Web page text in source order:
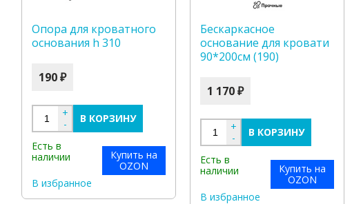
Опора для кроватного
основания h 310
190 ₽
-
+ В КОРЗИНУ
Есть в
наличии
В избранное
Купить на
OZON
Бескаркасное
основание для кровати
90*200см (190)
1 170 ₽
-
+ В КОРЗИНУ
Есть в
наличии
В избранное
Купить на
OZON